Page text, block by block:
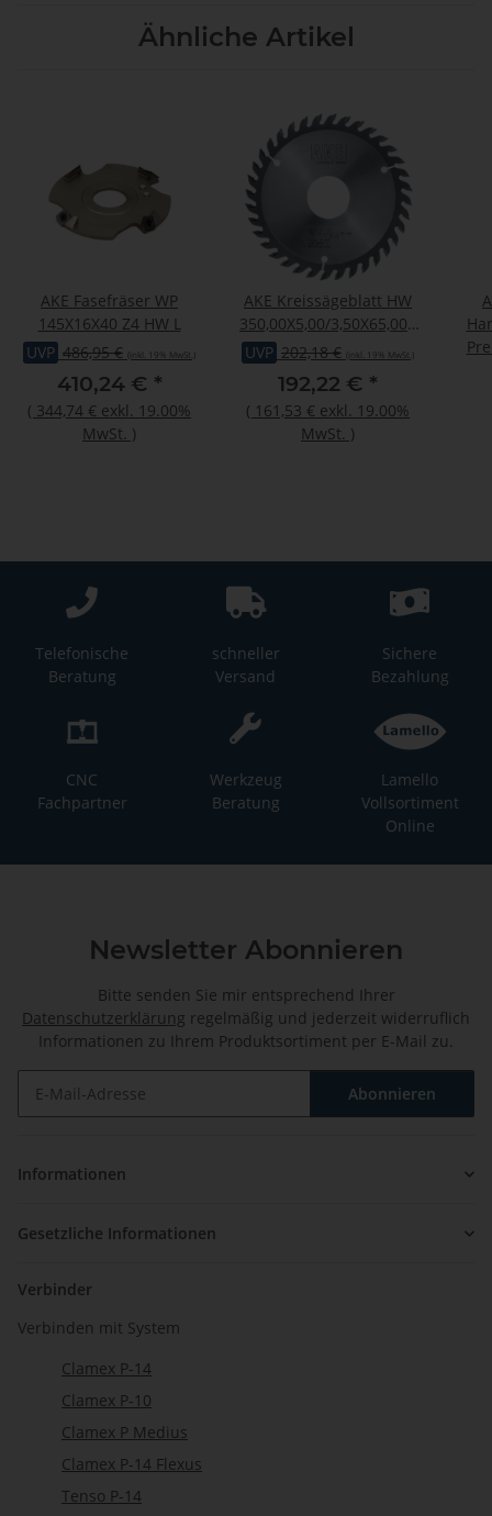
Ähnliche Artikel
AKE Fasefräser WP
145X16X40 Z4 HW L
UVP 486,95 € (inkl. 19% MwSt.)
410,24 € *
( 344,74 € exkl. 19.00%
MwSt. )
AKE Kreissägeblatt HW
350,00X5,00/3,50X65,000
Z72
UVP 202,18 € (inkl. 19% MwSt.)
192,22 € *
( 161,53 € exkl. 19.00%
MwSt. )
Telefonische
Beratung
schneller
Versand
Sichere
Bezahlung
CNC
Fachpartner
Werkzeug
Beratung
Lamello
Vollsortiment
Online
Newsletter Abonnieren
Bitte senden Sie mir entsprechend Ihrer
Datenschutzerklärung regelmäßig und jederzeit widerruflich
Informationen zu Ihrem Produktsortiment per E-Mail zu.
Abonnieren
Informationen
Gesetzliche Informationen
Verbinder
Verbinden mit System
Clamex P-14
Clamex P-10
Clamex P Medius
Clamex P-14 Flexus
Tenso P-14